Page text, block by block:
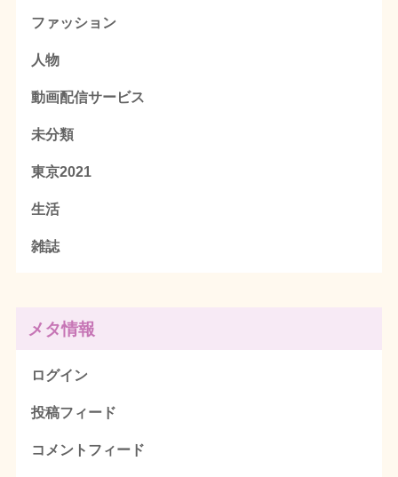
ファッション
人物
動画配信サービス
未分類
東京2021
生活
雑誌
メタ情報
ログイン
投稿フィード
コメントフィード